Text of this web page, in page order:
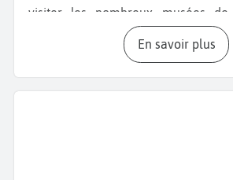
visiter les nombreux musées de
musées Bunk’Art 1 et 2,
bunkers transformés en musée.
place Skanderbeg,qui servait
En savoir plus